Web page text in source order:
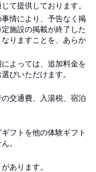
て提供しております。
情により、予告なく掲
施設の掲載が終了した
りますことを、あらか
よっては、追加料金を
びいただけます。
交通費、入湯税、宿泊
フトを他の体験ギフト
。
あります。